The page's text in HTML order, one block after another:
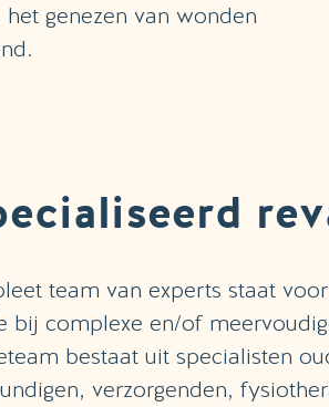
genezen van wonden
team van experts staat
bij complexe en/of
bestaat uit specialisten
verzorgenden,